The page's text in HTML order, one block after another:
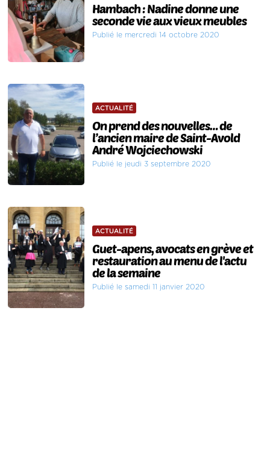
Hambach : Nadine donne une
seconde vie aux vieux meubles
Publié le mercredi 14 octobre 2020
ACTUALITÉ
On prend des nouvelles… de
l’ancien maire de Saint-Avold
André Wojciechowski
Publié le jeudi 3 septembre 2020
ACTUALITÉ
Guet-apens, avocats en grève et
restauration au menu de l'actu
de la semaine
Publié le samedi 11 janvier 2020